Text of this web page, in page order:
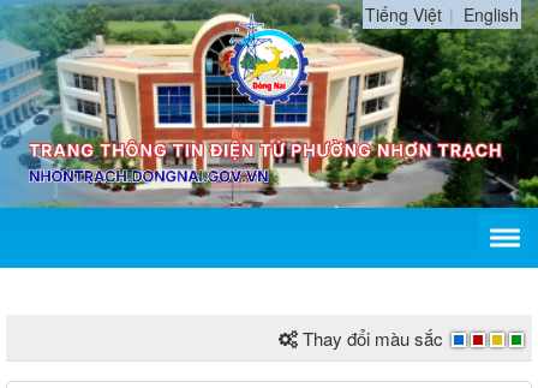
Tiếng Việt English
Thay đổi màu sắc